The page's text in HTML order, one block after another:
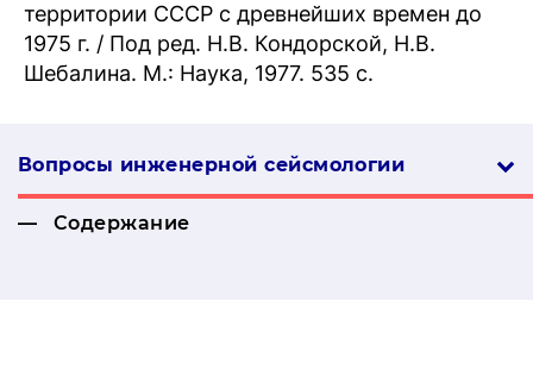
территории СССР с древнейших времен до
1975 г. / Под ред. Н.В. Кондорской, Н.В.
Шебалина. М.: Наука, 1977. 535 с.
Вопросы инженерной сей­смо­логии
Содержание